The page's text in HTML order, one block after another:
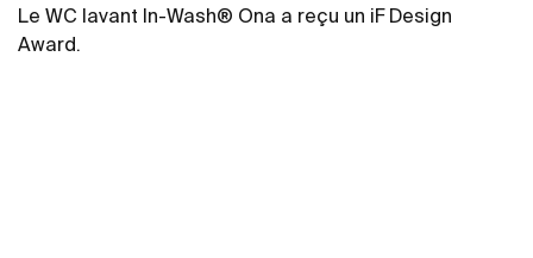
Le WC lavant In-Wash® Ona a reçu un iF Design
Award.